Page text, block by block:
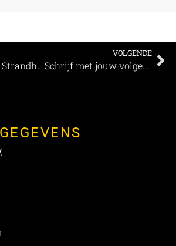
Vergaderen bij Strandhotel Westduin. Zakelijke gastvrijheid aan zee
VOLGENDE
Schrijf met jouw volgende zakelijke event geschiedenis op Slot Loevestein